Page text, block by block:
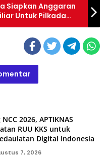
Siapkan Anggaran
Untuk Pilkada
PWRI Kabupaten
2026, APTIKNAS
RUU KKS untuk
Digital Indonesia
7, 2026